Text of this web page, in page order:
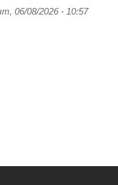
06/08/2026 - 10:57